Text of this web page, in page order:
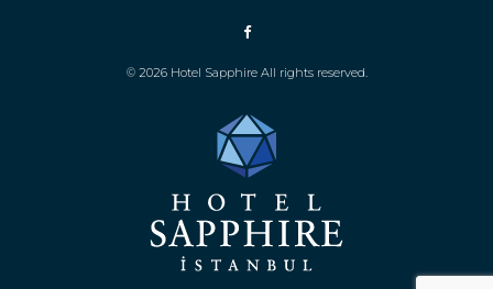
© 2026 Hotel Sapphire All rights reserved.